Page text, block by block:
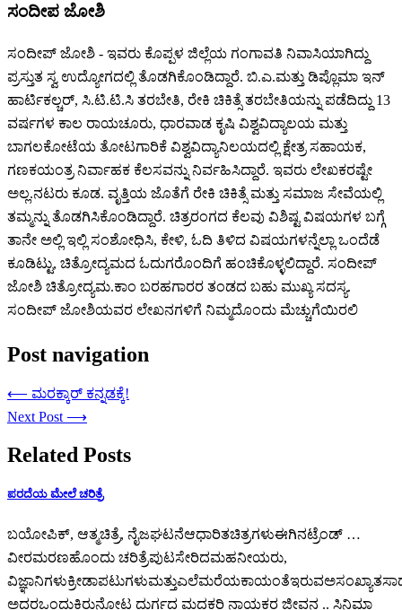
ಸಂದೀಪ ಜೋಶಿ
ಸಂದೀಪ್ ಜೋಶಿ - ಇವರು ಕೊಪ್ಪಳ ಜಿಲ್ಲೆಯ ಗಂಗಾವತಿ ನಿವಾಸಿಯಾಗಿದ್ದು
ಪ್ರಸ್ತುತ ಸ್ವ ಉದ್ಯೋಗದಲ್ಲಿ ತೊಡಗಿಕೊಂಡಿದ್ದಾರೆ. ಬಿ.ಎ.ಮತ್ತು ಡಿಪ್ಲೊಮಾ ಇನ್
ಹಾರ್ಟಿಕಲ್ಚರ್, ಸಿ.ಟಿ.ಟಿ.ಸಿ ತರಬೇತಿ, ರೇಕಿ ಚಿಕಿತ್ಸೆ ತರಬೇತಿಯನ್ನು ಪಡೆದಿದ್ದು 13
ವರ್ಷಗಳ ಕಾಲ ರಾಯಚೂರು, ಧಾರವಾಡ ಕೃಷಿ ವಿಶ್ವವಿದ್ಯಾಲಯ ಮತ್ತು
ಬಾಗಲಕೋಟೆಯ ತೋಟಗಾರಿಕೆ ವಿಶ್ವವಿದ್ಯಾನಿಲಯದಲ್ಲಿ ಕ್ಷೇತ್ರ ಸಹಾಯಕ,
ಗಣಕಯಂತ್ರ ನಿರ್ವಾಹಕ ಕೆಲಸವನ್ನು ನಿರ್ವಹಿಸಿದ್ದಾರೆ. ಇವರು ಲೇಖಕರಷ್ಟೇ
ಅಲ್ಲ.‌ನಟರು ಕೂಡ. ವೃತ್ತಿಯ ಜೊತೆಗೆ ರೇಕಿ ಚಿಕಿತ್ಸೆ ಮತ್ತು ಸಮಾಜ ಸೇವೆಯಲ್ಲಿ
ತಮ್ಮನ್ನು ತೊಡಗಿಸಿಕೊಂಡಿದ್ದಾರೆ. ಚಿತ್ರರಂಗದ ಕೆಲವು ವಿಶಿಷ್ಟ ವಿಷಯಗಳ ಬಗ್ಗೆ
ತಾನೇ ಅಲ್ಲಿ ಇಲ್ಲಿ ಸಂಶೋಧಿಸಿ, ಕೇಳಿ, ಓದಿ ತಿಳಿದ ವಿಷಯಗಳನ್ನೆಲ್ಲಾ ಒಂದೆಡೆ
ಕೂಡಿಟ್ಟು, ಚಿತ್ರೋದ್ಯಮದ ಓದುಗರೊಂದಿಗೆ ಹಂಚಿಕೊಳ್ಳಲಿದ್ದಾರೆ. ಸಂದೀಪ್‌
ಜೋಶಿ ಚಿತ್ರೋದ್ಯಮ.ಕಾಂ ಬರಹಗಾರರ ತಂಡದ ಬಹು ಮುಖ್ಯ ಸದಸ್ಯ.
ಸಂದೀಪ್ ಜೋಶಿಯವರ ಲೇಖನಗಳಿಗೆ ನಿಮ್ಮದೊಂದು ಮೆಚ್ಚುಗೆಯಿರಲಿ
Post navigation
⟵ ಮರಕ್ಕಾರ್ ಕನ್ನಡಕ್ಕೆ!
Next Post ⟶
Related Posts
ಪರದೆಯ ಮೇಲೆ ಚರಿತ್ರೆ
ಬಯೋಪಿಕ್, ಆತ್ಮಚಿತ್ರೆ, ನೈಜಘಟನೆಆಧಾರಿತಚಿತ್ರಗಳುಈಗಿನಟ್ರೆಂಡ್ …
ವೀರಮರಣಹೊಂದು ಚರಿತ್ರೆಪುಟಸೇರಿದಮಹನೀಯರು,
ಅದರಒಂದುಕಿರುನೋಟ ದುರ್ಗದ ಮದಕರಿ ನಾಯಕರ ಜೀವನ .. ಸಿನಿಮಾ